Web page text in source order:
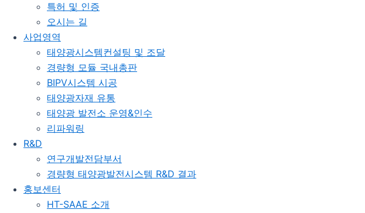
특허 및 인증
오시는 길
사업영역
태양광시스템컨설팅 및 조달
경량형 모듈 국내총판
BIPV시스템 시공
태양광자재 유통
태양광 발전소 운영&인수
리파워링
R&D
연구개발전담부서
경량형 태양광발전시스템 R&D 결과
홍보센터
HT-SAAE 소개